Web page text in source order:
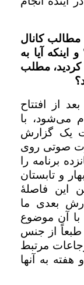
مطالب کانال
اینکه آیا به
کردید، مطلب
از افتتاح
می‌شود، با
یک گزارش
صوتی روی
برنامه را
و تابستان
این فاصلۀ
بعدی ما
با آن موضوع
طبعاً از جنس
مرتبط
به آنها